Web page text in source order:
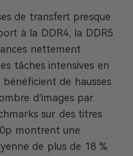
de transfert presque
à la DDR4, la DDR5
nettement
tâches intensives en
bénéficient de hausses
d’images par
sur des titres
montrent une
de plus de 18 %